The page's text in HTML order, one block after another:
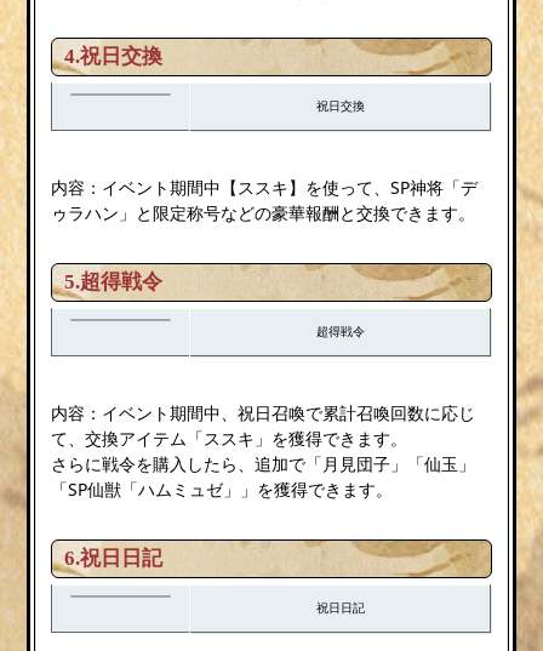
4.祝日交換
祝日交換
内容：イベント期間中【ススキ】を使って、SP神将「デ
ゥラハン」と限定称号などの豪華報酬と交換できます。
5.超得戦令
超得戦令
内容：イベント期間中、祝日召喚で累計召喚回数に応じ
て、交換アイテム「ススキ」を獲得できます。
さらに戦令を購入したら、追加で「月見団子」「仙玉」
「SP仙獣「ハムミュゼ」」を獲得できます。
6.祝日日記
祝日日記